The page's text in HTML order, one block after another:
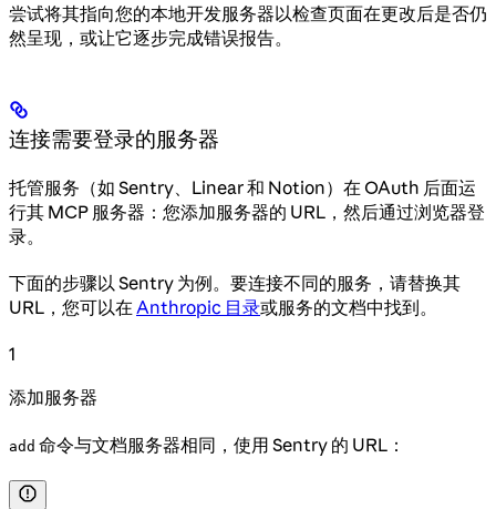
尝试将其指向您的本地开发服务器以检查页面在更改后是否仍
然呈现，或让它逐步完成错误报告。
连接需要登录的服务器
托管服务（如 Sentry、Linear 和 Notion）在 OAuth 后面运
行其 MCP 服务器：您添加服务器的 URL，然后通过浏览器登
录。
下面的步骤以 Sentry 为例。要连接不同的服务，请替换其
URL，您可以在 Anthropic 目录或服务的文档中找到。
1
添加服务器
add 命令与文档服务器相同，使用 Sentry 的 URL：